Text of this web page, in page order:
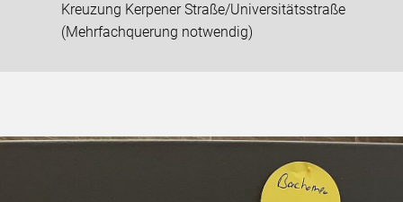
Kreuzung Kerpener Straße/Universitätsstraße
(Mehrfachquerung notwendig)